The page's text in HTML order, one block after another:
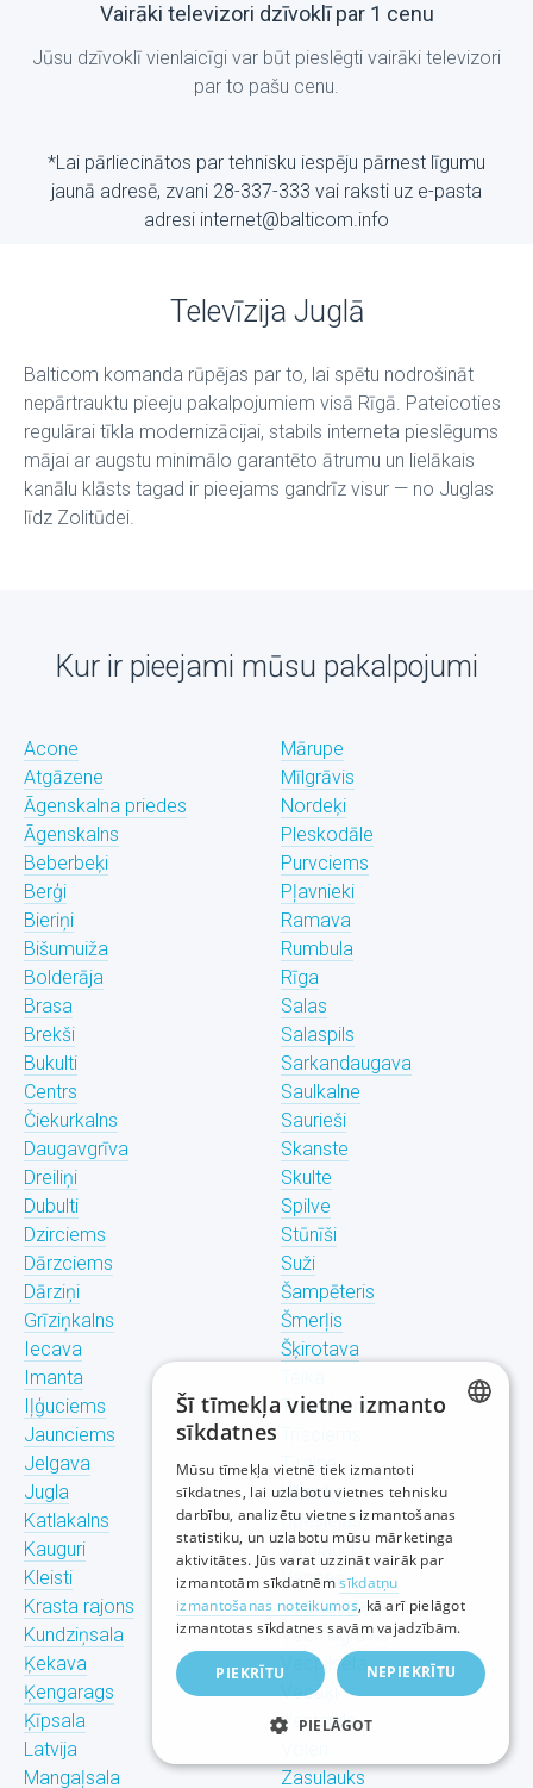
Vairāki televizori dzīvoklī par 1 cenu
Jūsu dzīvoklī vienlaicīgi var būt pieslēgti vairāki televizori
par to pašu cenu.
*Lai pārliecinātos par tehnisku iespēju pārnest līgumu
jaunā adresē, zvani 28-337-333 vai raksti uz е-pasta
adresi internet@balticom.info
Televīzija Juglā
Balticom komanda rūpējas par to, lai spētu nodrošināt
nepārtrauktu pieeju pakalpojumiem visā Rīgā. Pateicoties
regulārai tīkla modernizācijai, stabils interneta pieslēgums
mājai ar augstu minimālo garantēto ātrumu un lielākais
kanālu klāsts tagad ir pieejams gandrīz visur — no Juglas
līdz Zolitūdei.
Kur ir pieejami mūsu pakalpojumi
Acone
Atgāzene
Āgenskalna priedes
Āgenskalns
Beberbeķi
Berģi
Bieriņi
Bišumuiža
Bolderāja
Brasa
Brekši
Bukulti
Centrs
Čiekurkalns
Daugavgrīva
Dreiliņi
Dubulti
Dzirciems
Dārzciems
Dārziņi
Grīziņkalns
Iecava
Imanta
Iļģuciems
Jaunciems
Jelgava
Jugla
Katlakalns
Kauguri
Kleisti
Krasta rajons
Kundziņsala
Ķekava
Ķengarags
Ķīpsala
Latvija
Mangaļsala
Mārupe
Mīlgrāvis
Nordeķi
Pleskodāle
Purvciems
Pļavnieki
Ramava
Rumbula
Rīga
Salas
Salaspils
Sarkandaugava
Saulkalne
Saurieši
Skanste
Skulte
Spilve
Stūnīši
Suži
Šampēteris
Šmerļis
Šķirotava
Torņakalns
Tīraine
Ulbroka
Upeslejas
Valdlauči
Vangaži
Vecdaugava
Vecmīlgrāvis
Vecpilsēta
Vecāķi
Ventspils
Zasulauks
RUSSIAN
ENGLISH
Šī tīmekļa vietne izmanto
sīkdatnes
Mūsu tīmekļa vietnē tiek izmantoti
sīkdatnes, lai uzlabotu vietnes tehnisku
darbību, analizētu vietnes izmantošanas
statistiku, un uzlabotu mūsu mārketinga
aktivitātes. Jūs varat uzzināt vairāk par
izmantotām sīkdatnēmsīkdatņu
izmantošanas noteikumos, kā arī pielāgot
izmantotas sīkdatnes savām vajadzībām.
PIEKRĪTU NEPIEKRĪTU
PIELĀGOT